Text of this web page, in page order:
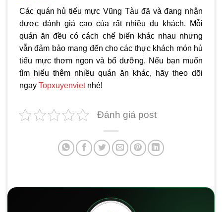
Các quán hủ tiếu mực Vũng Tàu đã và đang nhận
được đánh giá cao của rất nhiều du khách. Mỗi
quán ăn đều có cách chế biến khác nhau nhưng
vẫn đảm bảo mang đến cho các thực khách món hủ
tiếu mực thơm ngon và bổ dưỡng. Nếu bạn muốn
tìm hiểu thêm nhiều quán ăn khác, hãy theo dõi
ngay Topxuyenvietnhé!
Đánh giá post